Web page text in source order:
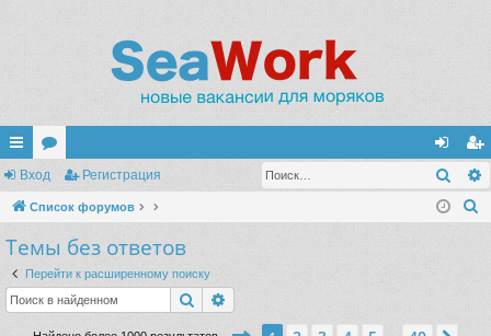
с
ы
лк
и
ор
ум
ы
хо
д
ег
ис
Вход Регистрация
Список форумов
Темы без ответов
Перейти к расширенному поиску
Поиск